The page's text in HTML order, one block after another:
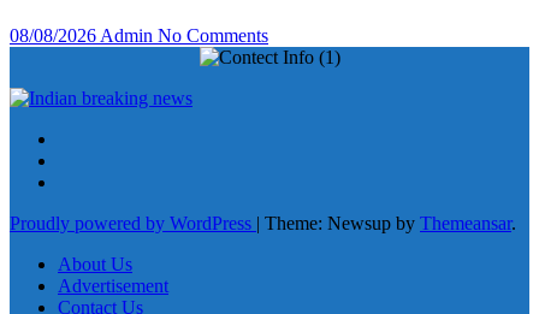
08/08/2026 Admin No Comments
Proudly powered by WordPress | Theme: Newsup by Themeansar.
About Us
Advertisement
Contact Us